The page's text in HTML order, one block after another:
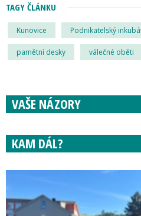
TAGY ČLÁNKU
Kunovice Podnikatelský
pamětní desky válečné oběti
VAŠE NÁZORY
KAM DÁL?